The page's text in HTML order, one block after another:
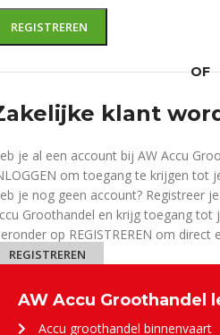
REGISTREREN
OF
klant
je al een account bij AW Accu
om toegang te krijgen tot
je nog geen account? Registreer
Groothandel en krijg toegang tot
op REGISTREREN om
REGISTREREN
AW Accu Groothandel
Accu groothandel binnenvaart